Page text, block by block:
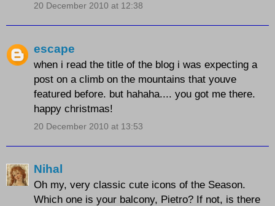
20 December 2010 at 12:38
escape
when i read the title of the blog i was expecting a
post on a climb on the mountains that youve
featured before. but hahaha.... you got me there.
happy christmas!
20 December 2010 at 13:53
Nihal
Oh my, very classic cute icons of the Season.
Which one is your balcony, Pietro? If not, is there